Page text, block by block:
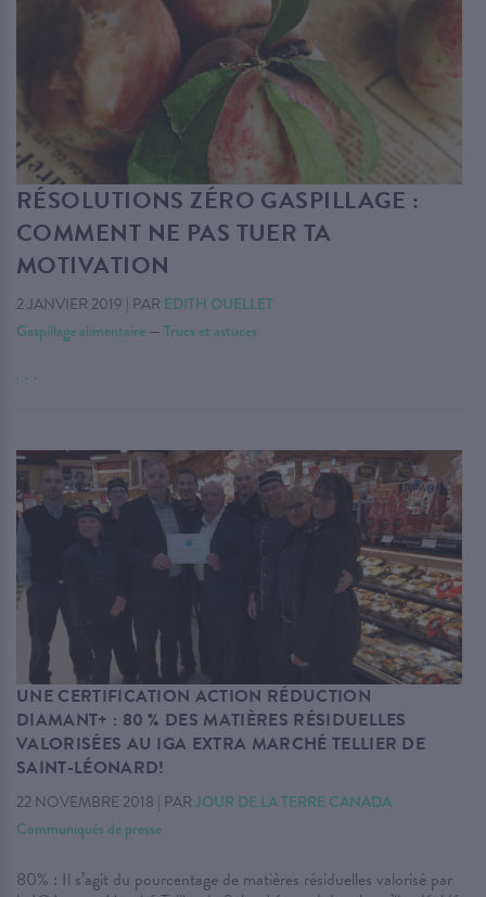
RÉSOLUTIONS ZÉRO GASPILLAGE :
COMMENT NE PAS TUER TA
MOTIVATION
2 JANVIER 2019 | PAR ÉDITH OUELLET
Gaspillage alimentaire — Trucs et astuces
. . .
UNE CERTIFICATION ACTION RÉDUCTION
DIAMANT+ : 80 % DES MATIÈRES RÉSIDUELLES
VALORISÉES AU IGA EXTRA MARCHÉ TELLIER DE
SAINT-LÉONARD!
22 NOVEMBRE 2018 | PAR JOUR DE LA TERRE CANADA
Communiqués de presse
80% : Il s’agit du pourcentage de matières résiduelles valorisé par